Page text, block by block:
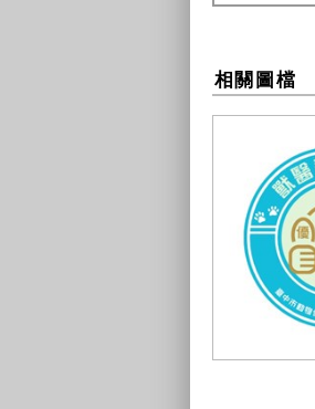
相關圖檔